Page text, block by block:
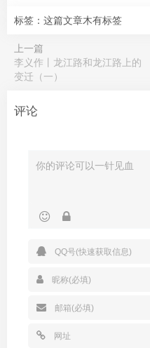
标签：这篇文章木有标签
上一篇
李义作丨龙江路和龙江路上的
变迁（一）
评论